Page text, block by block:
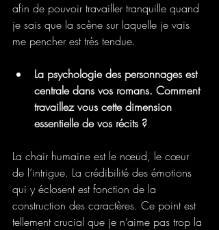
afin de pouvoir travailler tranquille quand
je sais que la scène sur laquelle je vais
me pencher est très tendue.
La psychologie des personnages est
centrale dans vos romans. Comment
travaillez vous cette dimension
essentielle de vos récits ?
La chair humaine est le nœud, le cœur
de l’intrigue. La crédibilité des émotions
qui y éclosent est fonction de la
construction des caractères. Ce point est
tellement crucial que je n’aime pas trop la